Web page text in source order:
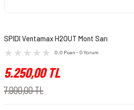
SPIDI Ventamax H2OUT Mont Sarı
0.0 Puan - 0 Yorum
5.250,00 TL
7.000,00 TL